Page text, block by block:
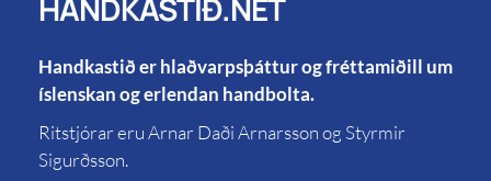
HANDKASTIÐ.NET
Handkastið er hlaðvarpsþáttur og fréttamiðill um
íslenskan og erlendan handbolta.
Ritstjórar eru Arnar Daði Arnarsson og Styrmir
Sigurðsson.